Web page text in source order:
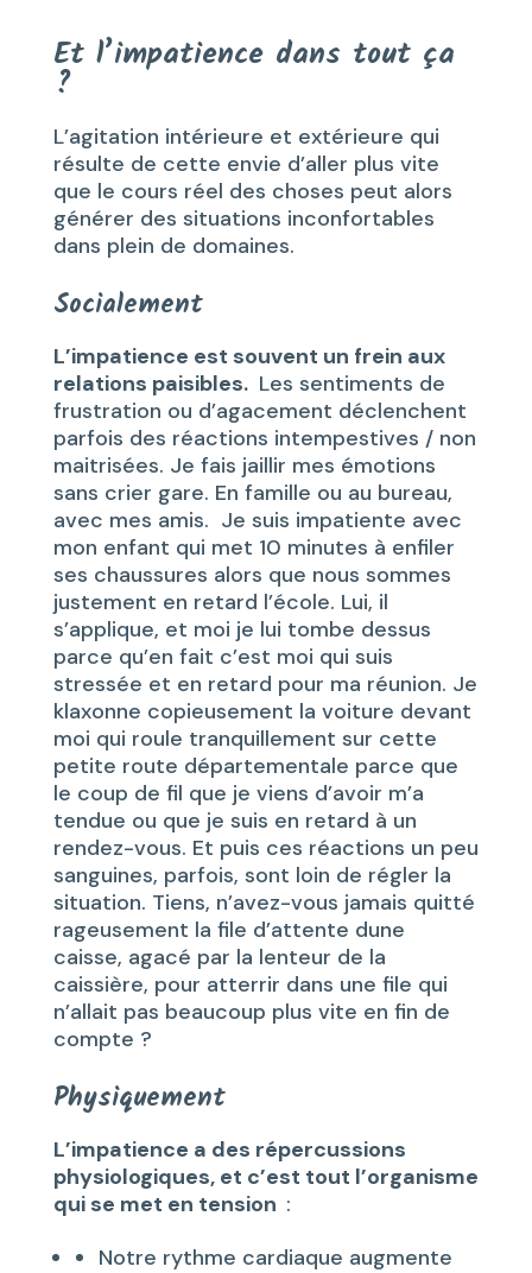
Et l’impatience dans tout ça
?
L’agitation intérieure et extérieure qui
résulte de cette envie d’aller plus vite
que le cours réel des choses peut alors
générer des situations inconfortables
dans plein de domaines.
Socialement
L’impatience est souvent un frein aux
relations paisibles. Les sentiments de
frustration ou d’agacement déclenchent
parfois des réactions intempestives / non
maitrisées. Je fais jaillir mes émotions
sans crier gare. En famille ou au bureau,
avec mes amis. Je suis impatiente avec
mon enfant qui met 10 minutes à enfiler
ses chaussures alors que nous sommes
justement en retard l’école. Lui, il
s’applique, et moi je lui tombe dessus
parce qu’en fait c’est moi qui suis
stressée et en retard pour ma réunion. Je
klaxonne copieusement la voiture devant
moi qui roule tranquillement sur cette
petite route départementale parce que
le coup de fil que je viens d’avoir m’a
tendue ou que je suis en retard à un
rendez-vous. Et puis ces réactions un peu
sanguines, parfois, sont loin de régler la
situation. Tiens, n’avez-vous jamais quitté
rageusement la file d’attente dune
caisse, agacé par la lenteur de la
caissière, pour atterrir dans une file qui
n’allait pas beaucoup plus vite en fin de
compte ?
Physiquement
L’impatience a des répercussions
physiologiques, et c’est tout l’organisme
qui se met en tension :
Notre rythme cardiaque augmente